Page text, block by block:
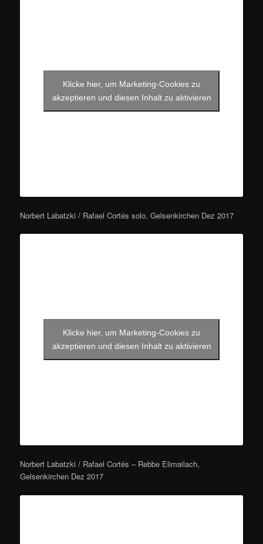
Klicke hier, um Marketing-Cookies zu
akzeptieren und diesen Inhalt zu aktivieren
Norbert Labatzki / Rafael Cortés solo, Gelsenkirchen Dez 2017
Klicke hier, um Marketing-Cookies zu
akzeptieren und diesen Inhalt zu aktivieren
Norbert Labatzki / Rafael Cortés – Rebbe Elimailach,
Gelsenkirchen Dez 2017